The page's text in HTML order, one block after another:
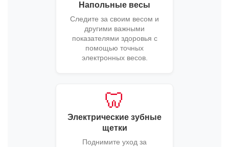
Напольные весы
Следите за своим весом и
другими важными
показателями здоровья с
помощью точных
электронных весов.
🦷
Электрические зубные
щетки
Поднимите уход за